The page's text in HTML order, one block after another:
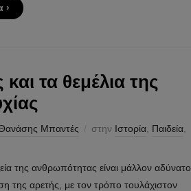
›
τα θεμέλια της
Μπαντές στην Ιστορία Παιδεία
της ανθρωπότητας είναι μάλλον αδύνατο
της αρετής, με τον τρόπο τουλάχιστον